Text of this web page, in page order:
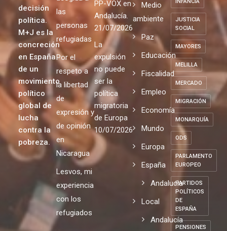
decisión
política.
M+J es la
concreción
en España
de un
movimiento
político
global de
lucha
contra la
pobreza.
las
personas
refugiadas
Por el
respeto a
la libertad
de
expresión y
de opinión
en
Nicaragua
Lesvos, mi
experiencia
con los
refugiados
PP-VOX en
Andalucía.
21/07/2026
La
expulsión
no puede
ser la
política
migratoria
de Europa
10/07/2026
Medio
ambiente
Paz
Educación
Fiscalidad
Empleo
Economía
Mundo
Europa
España
Andalucia
Local
Andalucía
JUSTICIA
SOCIAL
MAYORES
MELILLA
MERCADO
MIGRACIÓN
MONARQUÍA
ODS
PARLAMENTO
EUROPEO
PARTIDOS
POLÍTICOS
DE
ESPAÑA
PENSIONES